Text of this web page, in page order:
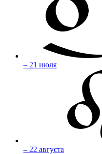
– 21 июля
– 22 августа